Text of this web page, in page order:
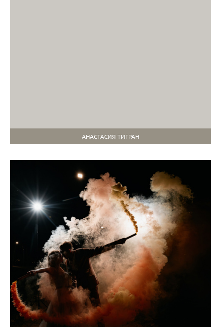
АНАСТАСИЯ ТИГРАН